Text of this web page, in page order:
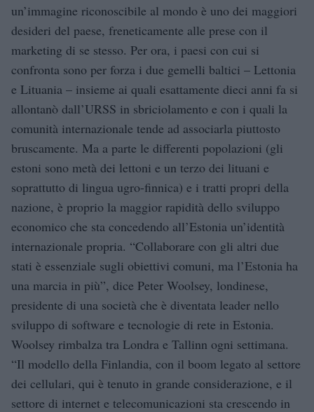
un’immagine riconoscibile al mondo è uno dei maggiori
desideri del paese, freneticamente alle prese con il
marketing di se stesso. Per ora, i paesi con cui si
confronta sono per forza i due gemelli baltici – Lettonia
e Lituania – insieme ai quali esattamente dieci anni fa si
allontanò dall’URSS in sbriciolamento e con i quali la
comunità internazionale tende ad associarla piuttosto
bruscamente. Ma a parte le differenti popolazioni (gli
estoni sono metà dei lettoni e un terzo dei lituani e
soprattutto di lingua ugro-finnica) e i tratti propri della
nazione, è proprio la maggior rapidità dello sviluppo
economico che sta concedendo all’Estonia un’identità
internazionale propria. “Collaborare con gli altri due
stati è essenziale sugli obiettivi comuni, ma l’Estonia ha
una marcia in più”, dice Peter Woolsey, londinese,
presidente di una società che è diventata leader nello
sviluppo di software e tecnologie di rete in Estonia.
Woolsey rimbalza tra Londra e Tallinn ogni settimana.
“Il modello della Finlandia, con il boom legato al settore
dei cellulari, qui è tenuto in grande considerazione, e il
settore di internet e telecomunicazioni sta crescendo in